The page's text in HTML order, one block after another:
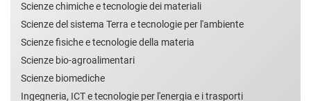
Scienze chimiche e tecnologie dei materiali
Scienze del sistema Terra e tecnologie per l'ambiente
Scienze fisiche e tecnologie della materia
Scienze bio-agroalimentari
Scienze biomediche
Ingegneria, ICT e tecnologie per l'energia e i trasporti